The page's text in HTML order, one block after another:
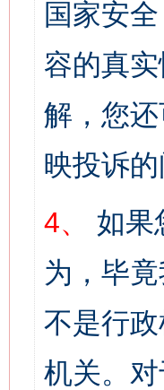
国家安
容的真
解，您
映投诉的
4、
如果
为，毕
不是行
机关。